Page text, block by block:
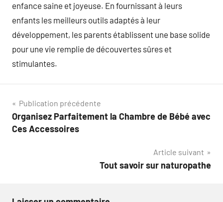
enfance saine et joyeuse. En fournissant à leurs
enfants les meilleurs outils adaptés à leur
développement, les parents établissent une base solide
pour une vie remplie de découvertes sûres et
stimulantes.
Navigation
de
Publication précédente
Organisez Parfaitement la Chambre de Bébé avec
Ces Accessoires
Article suivant
Tout savoir sur naturopathe